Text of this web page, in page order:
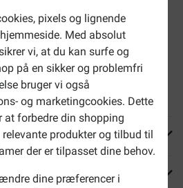
pixels og lignende
Med absolut
vi, at du kan surfe og
på en sikker og problemfri
bruger vi også
og marketingcookies. Dette
at forbedre din shopping
produkter og tilbud til
der er tilpasset dine behov.
dine præferencer i
kattefoder
alle voksne katte.
af stærke muskler
opbygning af tandsten